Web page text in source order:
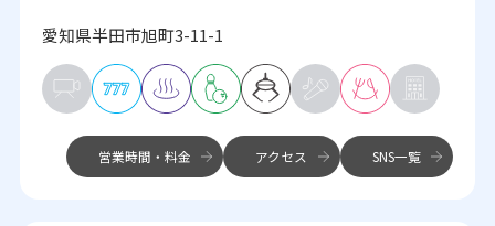
愛知県半田市旭町3-11-1
営業時間・料金 アクセス SNS一覧